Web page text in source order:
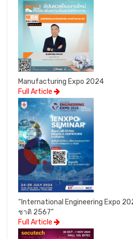
Manufacturing Expo 2024
Full Article
“International Engineering Expo
ชาติ 2567”
Full Article